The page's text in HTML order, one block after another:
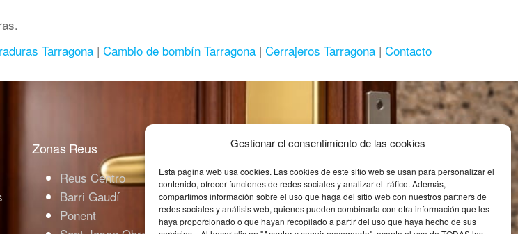
Gestionar el consentimiento de las cookies
Esta página web usa cookies. Las cookies de este sitio web se usan para personalizar el
contenido, ofrecer funciones de redes sociales y analizar el tráfico. Además,
compartimos información sobre el uso que haga del sitio web con nuestros partners de
redes sociales y análisis web, quienes pueden combinarla con otra información que les
haya proporcionado o que hayan recopilado a partir del uso que haya hecho de sus
Tarragona | Cambio de bombín Tarragona | Cerrajeros Tarragona | Contacto
Zonas Reus
Reus Centro
Barri Gaudí
Ponent
Política de Privacidad y
Política de privacidad
Política de cookies